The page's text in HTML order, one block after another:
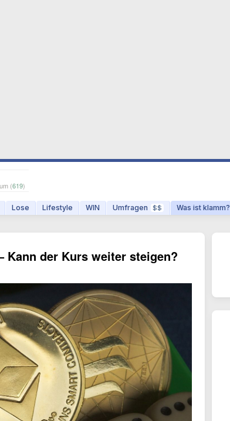
(619)
Lose Lifestyle WIN Umfragen $$ Was ist klamm?
Kann der Kurs weiter steigen?